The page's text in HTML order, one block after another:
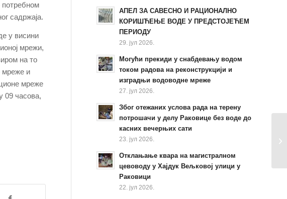
потребном
садржаја.
у висини
мрежи,
на то
мреже и
мреже
09 часова,
АПЕЛ ЗА САВЕСНО И РАЦИОНАЛНО
КОРИШЋЕЊЕ ВОДЕ У ПРЕДСТОЈЕЋЕМ
ПЕРИОДУ
29. јул 2026.
Могући прекиди у снабдевању водом
током радова на реконструкцији и
изградњи водоводне мреже
27. јул 2026.
Због отежаних услова рада на терену
потрошачи у делу Раковице без воде до
касних вечерњих сати
23. јул 2026.
Отклањање квара на магистралном
цевоводу у Хајдук Вељковој улици у
Раковици
22. јул 2026.